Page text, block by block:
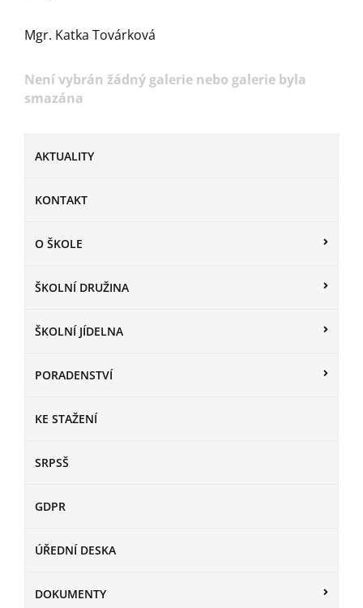
AKTUALITY
KONTAKT
O ŠKOLE
ŠKOLNÍ DRUŽINA
ŠKOLNÍ JÍDELNA
PORADENSTVÍ
KE STAŽENÍ
SRPSŠ
GDPR
ÚŘEDNÍ DESKA
DOKUMENTY
Mgr. Katka Továrková
Není vybrán žádný galerie nebo galerie byla
smazána